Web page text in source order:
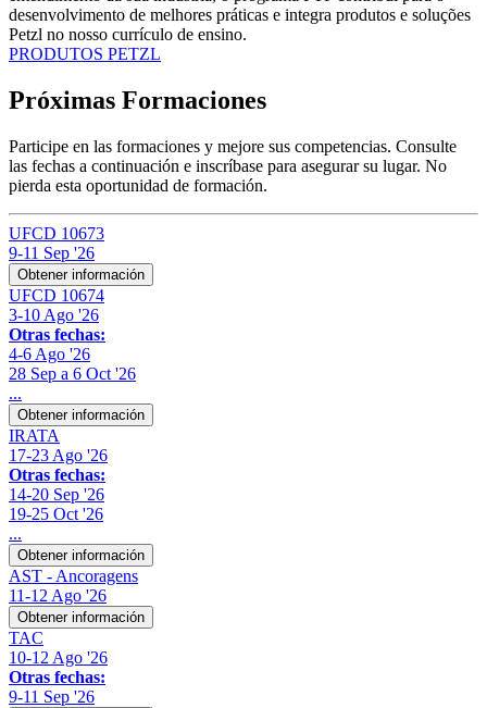
desenvolvimento de melhores práticas e integra produtos e soluções
Petzl no nosso currículo de ensino.
PRODUTOS PETZL
Próximas Formaciones
Participe en las formaciones y mejore sus competencias. Consulte
las fechas a continuación e inscríbase para asegurar su lugar. No
pierda esta oportunidad de formación.
UFCD 10673
9-11 Sep '26
Obtener información
UFCD 10674
3-10 Ago '26
Otras fechas:
4-6 Ago '26
28 Sep a 6 Oct '26
...
Obtener información
IRATA
17-23 Ago '26
Otras fechas:
14-20 Sep '26
19-25 Oct '26
...
Obtener información
AST - Ancoragens
11-12 Ago '26
Obtener información
TAC
10-12 Ago '26
Otras fechas:
9-11 Sep '26